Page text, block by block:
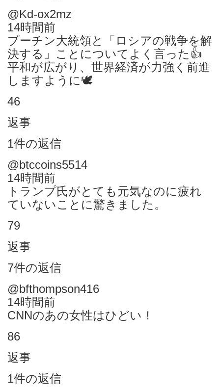
@Kd-ox2mz
14時間前
プーチン大統領と「ロシアの戦争を解
決する」ことについてよく言った👍
平和が広がり、世界経済が力強く前進
しますように🕊️
46
返事
1件の返信
@btccoins5514
14時間前
トランプ氏がとても元気なのに疲れ
ていないことに驚きました。
79
返事
7件の返信
@bfthompson416
14時間前
CNNのあの女性はひどい！
86
返事
1件の返信